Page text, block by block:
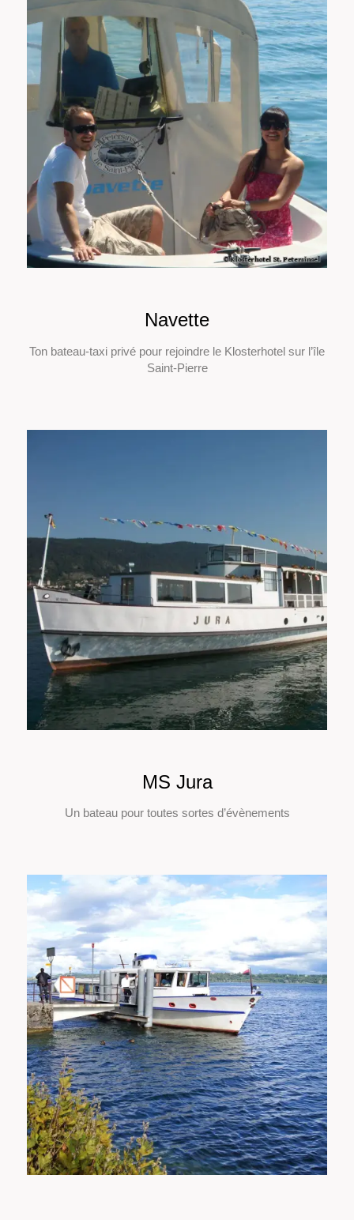
Navette
Ton bateau-taxi privé pour rejoindre le Klosterhotel sur l’île
Saint-Pierre
MS Jura
Un bateau pour toutes sortes d’évènements